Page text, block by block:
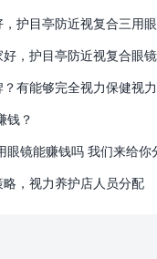
护目亭防近视复合三用
，护目亭防近视复合眼
有能够完全视力保健视
钱？
眼镜能赚钱吗 我们来给你
，视力养护店人员分配